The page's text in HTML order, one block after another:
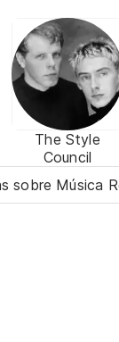
The Style
Council
sobre Música